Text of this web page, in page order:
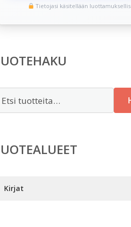
Tietojasi käsitellään
Kirjat